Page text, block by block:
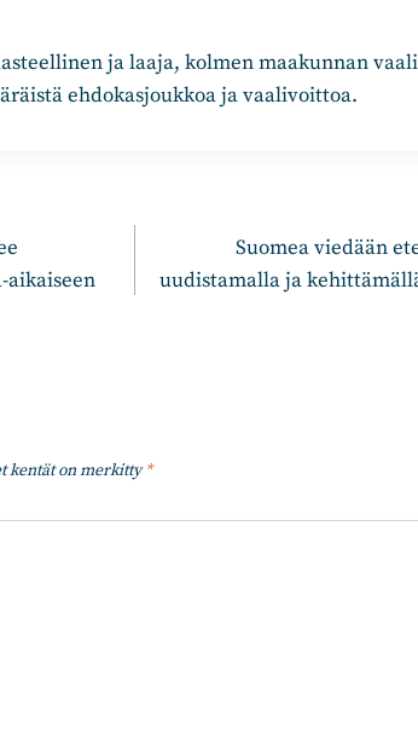
ja laaja, kolmen maakunnan
ehdokasjoukkoa ja vaalivoittoa.
aikaiseen
Suomea viedään
uudistamalla ja
kentät on merkitty*